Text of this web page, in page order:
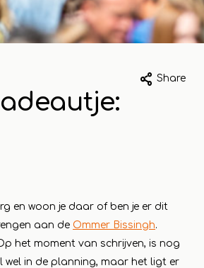
Share
en woon je daar of ben je er dit
aan de Ommer Bissingh.
het moment van schrijven, is nog
wel in de planning, maar het ligt er
Read more